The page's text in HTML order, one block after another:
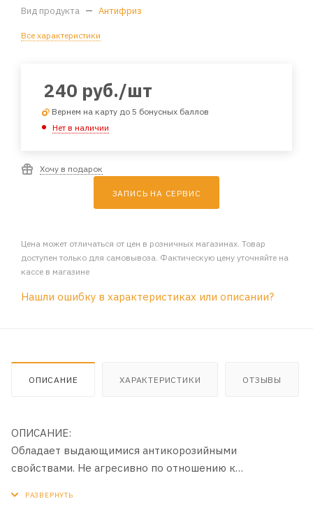
Вид продукта — Антифриз
Все характеристики
240 руб./шт
Вернем на карту до 5 бонусных баллов
Нет в наличии
Хочу в подарок
ЗАПИСЬ НА СЕРВИС
Цена может отличаться от цен в розничных магазинах. Товар
доступен только для самовывоза. Фактическую цену уточняйте на
кассе в магазине
Нашли ошибку в характеристиках или описании?
ОПИСАНИЕ ХАРАКТЕРИСТИКИ ОТЗЫВЫ
ОПИСАНИЕ:
Обладает выдающимися антикорозийными
свойствами. Не агресивно по отношению к